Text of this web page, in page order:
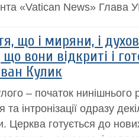
«Vatican News» Глава
що і миряни, і
вони відкриті і
Кулик
– початок
інтронізації одразу
Церква готується до